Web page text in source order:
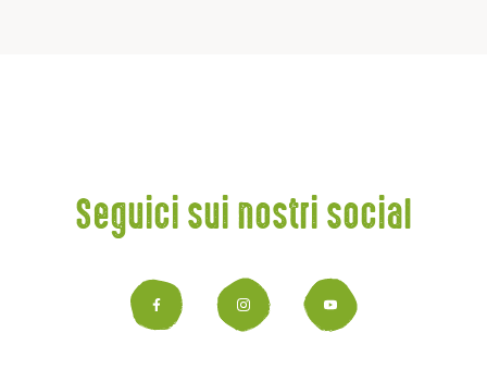
Seguici sui nostri social
Facebook
Instagram